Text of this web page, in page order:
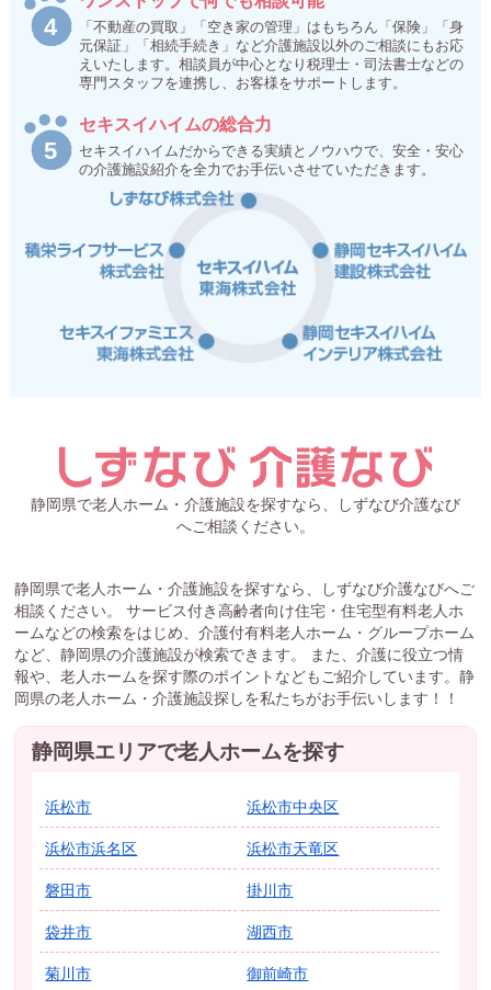
「不動産の買取」「空き家の管理」はもちろん「保険」「身
元保証」「相続手続き」など介護施設以外のご相談にもお応
えいたします。相談員が中心となり税理士・司法書士などの
専門スタッフを連携し、お客様をサポートします。
セキスイハイムの総合力
セキスイハイムだからできる実績とノウハウで、安全・安心
の介護施設紹介を全力でお手伝いさせていただきます。
静岡県で老人ホーム・介護施設を探すなら、しずなび介護なび
へご相談ください。
静岡県で老人ホーム・介護施設を探すなら、しずなび介護なびへご
相談ください。 サービス付き高齢者向け住宅・住宅型有料老人ホ
ームなどの検索をはじめ、介護付有料老人ホーム・グループホーム
など、静岡県の介護施設が検索できます。 また、介護に役立つ情
報や、老人ホームを探す際のポイントなどもご紹介しています。静
岡県の老人ホーム・介護施設探しを私たちがお手伝いします！！
静岡県エリアで老人ホームを探す
浜松市 浜松市中央区
浜松市浜名区 浜松市天竜区
磐田市 掛川市
袋井市 湖西市
菊川市 御前崎市